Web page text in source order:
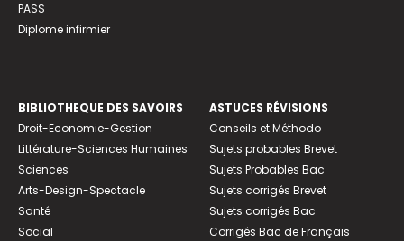
PASS
Diplome infirmier
BIBLIOTHEQUE DES SAVOIRS
Droit-Economie-Gestion
Littérature-Sciences Humaines
Sciences
Arts-Design-Spectacle
Santé
Social
ASTUCES RÉVISIONS
Conseils et Méthodo
Sujets probables Brevet
Sujets Probables Bac
Sujets corrigés Brevet
Sujets corrigés Bac
Corrigés Bac de Français